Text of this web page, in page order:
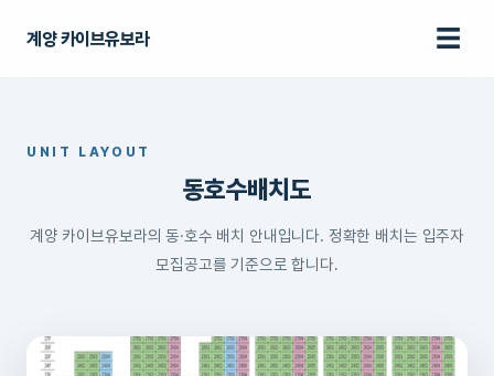
계양 카이브유보라 ☰
UNIT LAYOUT
동호수배치도
계양 카이브유보라의 동·호수 배치 안내입니다. 정확한 배치는 입주자
모집공고를 기준으로 합니다.